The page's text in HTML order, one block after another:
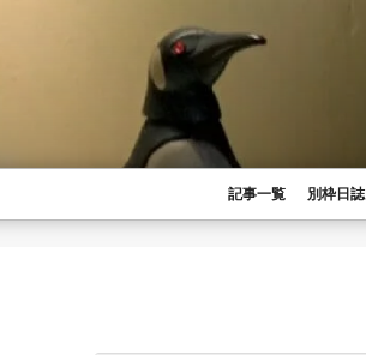
記事一覧 別枠日誌